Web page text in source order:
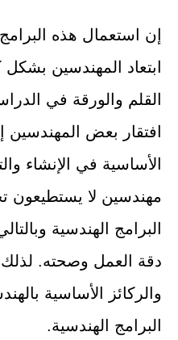
إن استعمال هذه
ابتعاد المهندسين
القلم والورقة في
افتقار بعض المهندسين
الأساسية في الإنشاء
مهندسين لا يستطيعون
البرامج الهندسية
دقة العمل وصحته. لذلك
والركائز الأساسية
البرامج الهندسية.